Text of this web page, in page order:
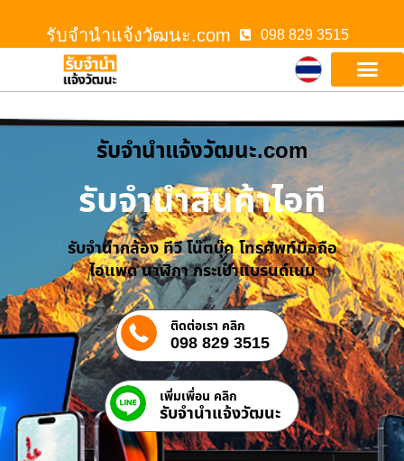
รับจํานําแจ้งวัฒนะ.com 098 829 3515
รับจํานําแจ้งวัฒนะ.com
รับจำนำสินค้าไอที
รับจำนำกล้อง ทีวี โน๊ตบุ๊ค โทรศัพท์มือถือ
ไอแพด นาฬิกา กระเป๋าแบรนด์เนม
ติดต่อเรา คลิก
098 829 3515
เพิ่มเพื่อน คลิก
รับจํานําแจ้งวัฒนะ